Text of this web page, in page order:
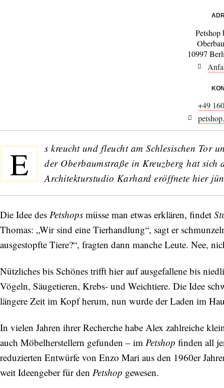
Petshop
10997
+49
E
s kreucht und fleucht am Schlesischen Tor
der Oberbaumstraße in Kreuzberg hat sich
Architekturstudio Karharderöffnete hier
Die Idee des Petshops müsse man etwas erklären, findet
Thomas: „Wir sind eine Tierhandlung“, sagt er
ausgestopfte Tiere?“, fragten dann manche Leute. Nee,
Nützliches bis Schönes trifft hier auf ausgefallene bis
Vögeln, Säugetieren, Krebs- und Weichtiere. Die Idee
längere Zeit im Kopf herum, nun wurde der Laden im
In vielen Jahren ihrer Recherche habe Alex zahlreiche
auch Möbelherstellern gefunden – im Petshop finden all
reduzierten Entwürfe von Enzo Mari aus den 1960er
weit Ideengeber für den Petshop gewesen.